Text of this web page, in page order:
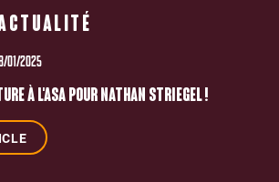
01/2025
À L'ASA POUR NATHAN STRIEGEL !